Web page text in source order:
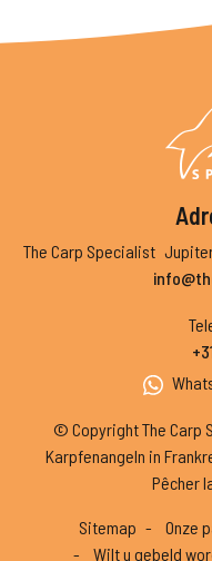
The Carp Specialist
© Copyright The Carp
Karpfenangeln in
Pêcher
Sitemap Onze
Wilt u gebeld